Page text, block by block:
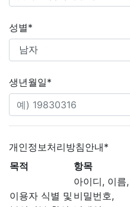
성별*
생년월일*
개인정보처리방침안내*
목적
항목
이용자 식별 및
아이디, 이름,
비밀번호,